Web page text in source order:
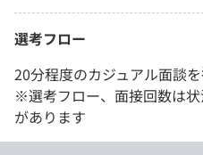
選考フロー
20分程度のカジュアル面談
※選考フロー、面接回数は
があります